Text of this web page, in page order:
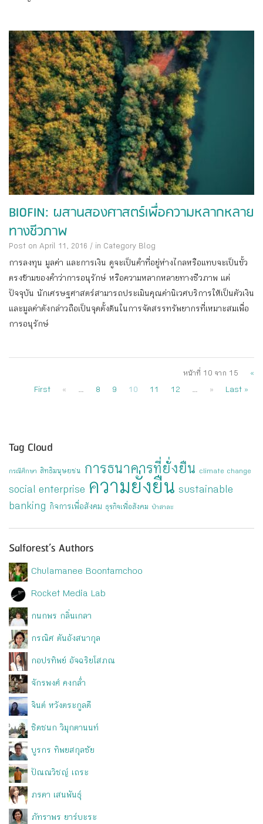
BIOFIN: ผสานสองศาสตร์เพื่อความหลากหลาย
ทางชีวภาพ
Post on April 11, 2016 / in Category Blog
การลงทุน มูลค่า และการเงิน ดูจะเป็นคำที่อยู่ห่างไกลหรือแทบจะเป็นขั้ว
ตรงข้ามของคำว่าการอนุรักษ์ หรือความหลากหลายทางชีวภาพ แต่
ปัจจุบัน นักเศรษฐศาสตร์สามารถประเมินคุณค่านิเวศบริการให้เป็นตัวเงิน
และมูลค่าดังกล่าวถือเป็นจุดตั้งต้นในการจัดสรรทรัพยากรที่เหมาะสมเพื่อ
การอนุรักษ์
หน้าที่ 10 จาก 15
«
First
« ... 8 9 10 11 12 ... » Last »
Tag Cloud
กรณีศึกษา สิทธิมนุษยชน การธนาคารที่ยั่งยืน climate change
social enterprise ความยั่งยืน sustainable
banking กิจการเพื่อสังคม ธุรกิจเพื่อสังคม ป่าสาละ
Salforest’s Authors
Chulamanee Boontamchoo
Rocket Media Lab
กนกพร กลิ่นเกลา
กรณิศ ตันอังสนากุล
กอปรทิพย์ อัจฉริยโสภณ
จักรพงศ์ คงกล่ำ
จินต์ หวังตระกูลดี
ชิดชนก วิมุกตานนท์
บูรกร ทิพยสกุลชัย
ปัณณวิชญ์ เถระ
ภรตา เสนพันธุ์
ภัทราพร ยาร์บะระ